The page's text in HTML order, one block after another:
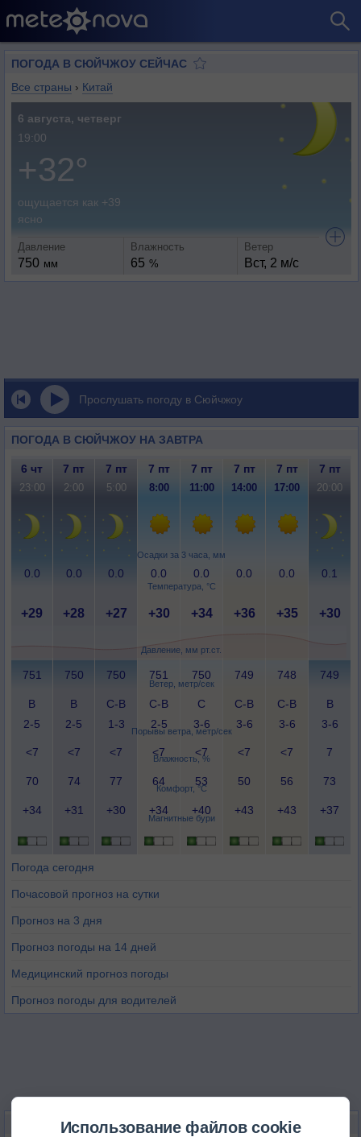
ПОГОДА В СЮЙЧЖОУ СЕЙЧАС
Все страны › Китай
6 августа, четверг
19:00
+32°
ощущается как +39
ясно
Давление
750 мм
Влажность
65 %
Ветер
Вст, 2 м/с
Прослушать погоду в Сюйчжоу
ПОГОДА В СЮЙЧЖОУ НА ЗАВТРА
Осадки за 3 часа, мм
Температура, °C
Давление, мм рт.ст.
Ветер, метр/сек
Порывы ветра, метр/сек
Влажность, %
Комфорт, °C
Магнитные бури
6 чт 7 пт 7 пт 7 пт 7 пт 7 пт 7 пт 7 пт
23:00 2:00 5:00 8:00 11:00 14:00 17:00 20:00
0.0 0.0 0.0 0.0 0.0 0.0 0.0 0.1
+29 +28 +27 +30 +34 +36 +35 +30
751 750 750 751 750 749 748 749
В
2-5
В
2-5
С-В
1-3
С-В
2-5
С
3-6
С-В
3-6
С-В
3-6
В
3-6
<7 <7 <7 <7 <7 <7 <7 7
70 74 77 64 53 50 56 73
+34 +31 +30 +34 +40 +43 +43 +37
Погода сегодня
Почасовой прогноз на сутки
Прогноз на 3 дня
Прогноз погоды на 14 дней
Медицинский прогноз погоды
Прогноз погоды для водителей
НОВОЕ О ПОГОДЕ
Использование файлов cookie